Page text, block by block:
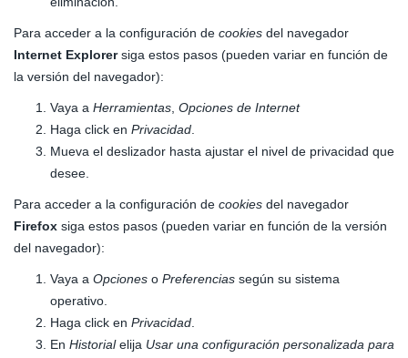
Para acceder a la configuración de cookies del navegador
Internet Explorersiga estos pasos (pueden variar en función de
la versión del navegador):
Vaya a Herramientas Opciones de Internet
Haga click en Privacidad
Mueva el deslizador hasta ajustar el nivel de privacidad que
desee.
Para acceder a la configuración de cookies del navegador
Firefox siga estos pasos (pueden variar en función de la versión
del navegador):
Vaya a Opciones o Preferencias según su sistema
operativo.
Haga click en Privacidad
En Historialelija Usar una configuración personalizada para